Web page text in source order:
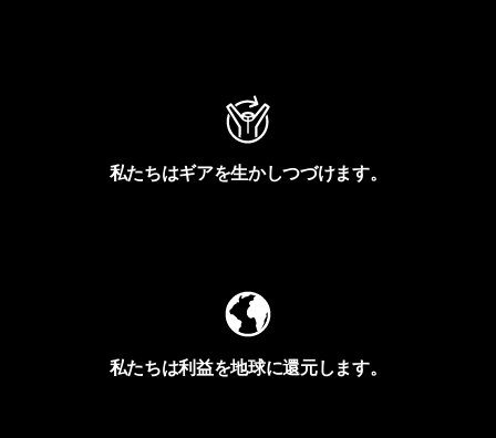
私たちはギアを生かしつづけます。
私たちは利益を地球に還元します。